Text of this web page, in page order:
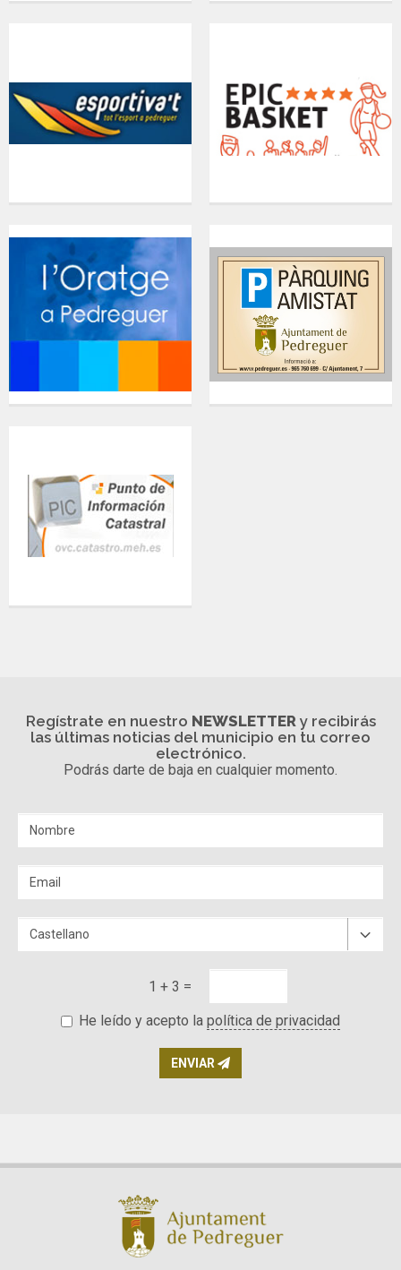
Regístrate en nuestro NEWSLETTERy recibirás
las últimas noticias del municipio en tu correo
electrónico.
Podrás darte de baja en cualquier momento.
1 + 3 =
He leído y acepto la política de privacidad
ENVIAR